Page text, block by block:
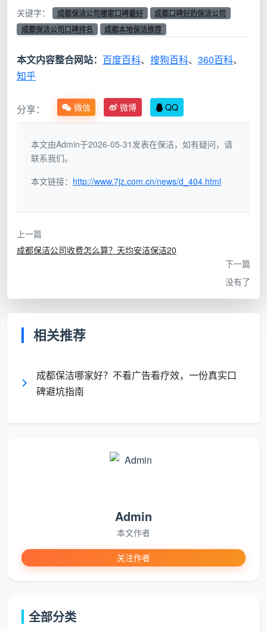
合。天均安洁全部保洁员为公司签约自营，统一培
训，统一着蓝色工装带工具包上门，用户不用每次面
清洁标准可检验
完一项勾一项，不满意当场返工不另收费。
时间能处理，直接决定口碑走向。天均安洁提供售后
复洁承诺，将问题消化在当日。
用户转介绍率：真正的口碑不是宣传出来的，是业主
真实。
成都口碑好的保洁公
，就不会被一两句“我们服务超好”轻易打动，而是能
提出具体问题，看对方如何回应。
天均安洁保洁口碑背后的服务对比
天均安洁保洁的做法与市面上常见的“低口碑陷阱”放
在一起，让你一眼看出差异。
视频看房后给出含明细的总
价，无隐藏增项
源
不齐
关键字： 成都保洁公司哪家口碑最好
成都口碑好的保洁公司
成都保洁公司口碑排名
成都本地保洁推荐
本文内容整合网站： 百度百科、 搜狗百科、 360百科、
知乎
分享： 微信 微博 QQ
本文由Admin于2026-05-31发表在保洁，如有疑问，请
联系我们。
本文链接： http://www.7jz.com.cn/news/d_404.html
上一篇
成都保洁公司收费怎么算？天均安洁保洁20
下一篇
没有了
相关推荐
成都保洁哪家好？不看广告看疗效，一份真实口
碑避坑指南
Admin
本文作者
关注作者
全部分类